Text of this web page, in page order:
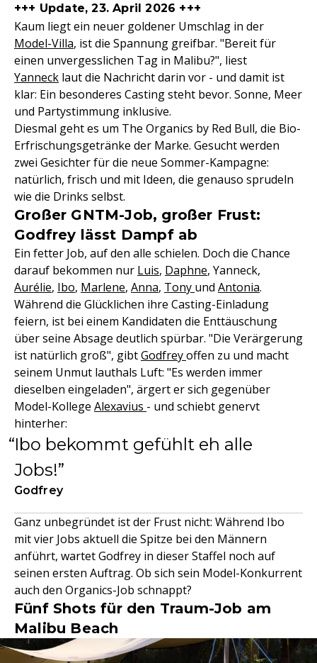
+++ Update, 23. April 2026 +++
Kaum liegt ein neuer goldener Umschlag in der
Model-Villa, ist die Spannung greifbar. "Bereit für
einen unvergesslichen Tag in Malibu?", liest
Yanneck laut die Nachricht darin vor - und damit ist
klar: Ein besonderes Casting steht bevor. Sonne, Meer
und Partystimmung inklusive.
Diesmal geht es um The Organics by Red Bull, die Bio-
Erfrischungsgetränke der Marke. Gesucht werden
zwei Gesichter für die neue Sommer-Kampagne:
natürlich, frisch und mit Ideen, die genauso sprudeln
wie die Drinks selbst.
Großer GNTM-Job, großer Frust:
Godfrey lässt Dampf ab
Ein fetter Job, auf den alle schielen. Doch die Chance
darauf bekommen nur Luis, Daphne, Yanneck,
Aurélie, Ibo, Marlene, Anna, Tony und Antonia.
Während die Glücklichen ihre Casting-Einladung
feiern, ist bei einem Kandidaten die Enttäuschung
über seine Absage deutlich spürbar. "Die Verärgerung
ist natürlich groß", gibtGodfreyoffen zu und macht
seinem Unmut lauthals Luft: "Es werden immer
dieselben eingeladen", ärgert er sich gegenüber
Model-Kollege Alexavius - und schiebt genervt
hinterher:
Ibo bekommt gefühlt eh alle
Jobs!
Godfrey
Ganz unbegründet ist der Frust nicht: Während Ibo
mit vier Jobs aktuell die Spitze bei den Männern
anführt, wartet Godfrey in dieser Staffel noch auf
seinen ersten Auftrag. Ob sich sein Model-Konkurrent
auch den Organics-Job schnappt?
Fünf Shots für den Traum-Job am
Malibu Beach